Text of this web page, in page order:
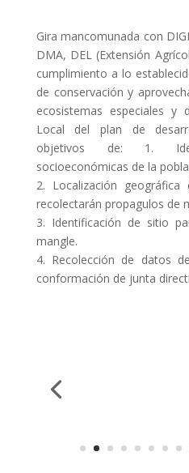
Gira mancomunada con
DMA, DEL (Extensión
cumplimiento a lo
de conservación y
ecosistemas especiales y
Local del plan de
objetivos de: 1.
socioeconómicas de la
2. Localización
recolectarán propagulos de
3. Identificación de sitio
mangle.
4. Recolección de datos
conformación de junta